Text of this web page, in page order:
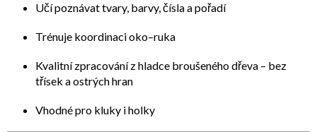
Učí poznávattvary, barvy, čísla a pořadí
Trénuje koordinaci oko–ruka
Kvalitní zpracování z hladce broušeného dřeva – bez
třísek a ostrých hran
Vhodné pro kluky i holky